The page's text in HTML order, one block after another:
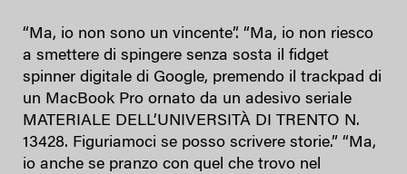
“Ma, io non sono un vincente”. “Ma, io non riesco
a smettere di spingere senza sosta il fidget
spinner digitale di Google, premendo il trackpad di
un MacBook Pro ornato da un adesivo seriale
MATERIALE DELL’UNIVERSITÀ DI TRENTO N.
13428. Figuriamoci se posso scrivere storie.” “Ma,
io anche se pranzo con quel che trovo nel